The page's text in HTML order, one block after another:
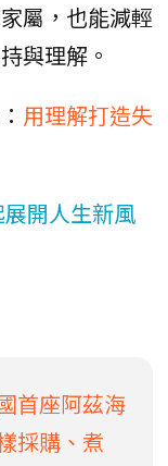
屬，也能減輕
與理解。
用理解打造失
開人生新風
首座阿茲海
採購、煮